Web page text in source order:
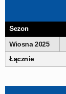
Sezon
Wiosna 2025
Łącznie